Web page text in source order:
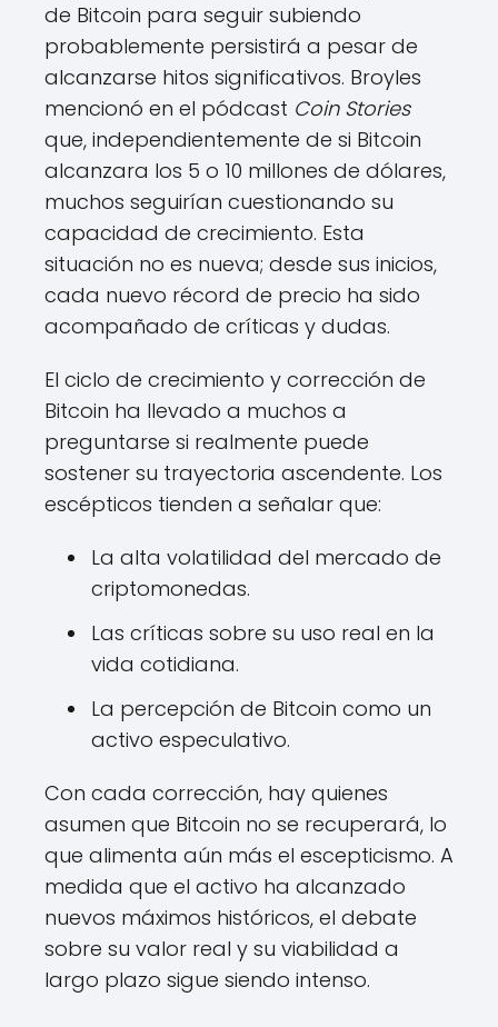
de Bitcoin para seguir subiendo
probablemente persistirá a pesar de
alcanzarse hitos significativos. Broyles
mencionó en el pódcast Coin Stories
que, independientemente de si Bitcoin
alcanzara los 5 o 10 millones de dólares,
muchos seguirían cuestionando su
capacidad de crecimiento. Esta
situación no es nueva; desde sus inicios,
cada nuevo récord de precio ha sido
acompañado de críticas y dudas.
El ciclo de crecimiento y corrección de
Bitcoin ha llevado a muchos a
preguntarse si realmente puede
sostener su trayectoria ascendente. Los
escépticos tienden a señalar que:
La alta volatilidad del mercado de
criptomonedas.
Las críticas sobre su uso real en la
vida cotidiana.
La percepción de Bitcoin como un
activo especulativo.
Con cada corrección, hay quienes
asumen que Bitcoin no se recuperará, lo
que alimenta aún más el escepticismo. A
medida que el activo ha alcanzado
nuevos máximos históricos, el debate
sobre su valor real y su viabilidad a
largo plazo sigue siendo intenso.